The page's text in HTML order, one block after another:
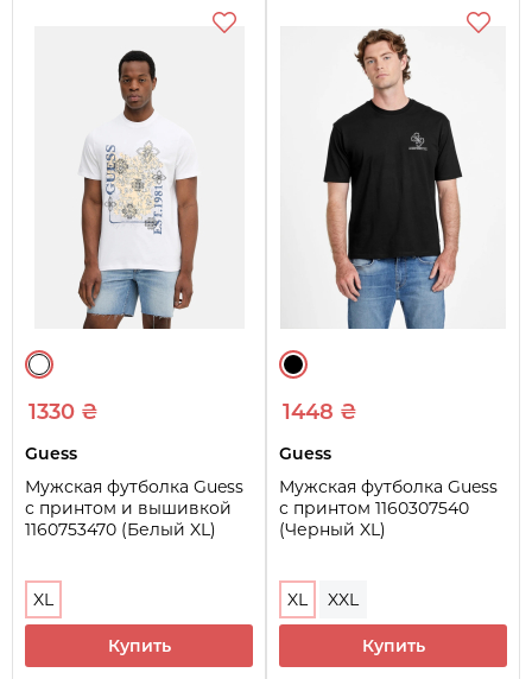
1330 ₴
Guess
Мужская футболка Guess
с принтом и вышивкой
1160753470 (Белый XL)
XL
Купить
1448 ₴
Guess
Мужская футболка Guess
с принтом 1160307540
(Черный XL)
XL XXL
Купить